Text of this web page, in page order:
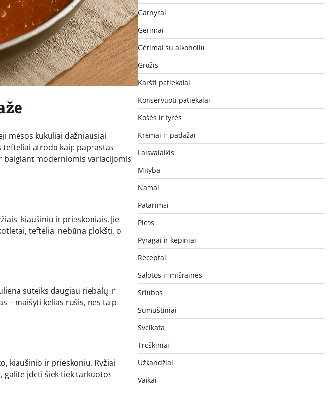
mėsos kukuliai dažniausiai
atrodo kaip paprastas
baigiant moderniomis variacijomis
kiaušiniu ir prieskoniais. Jie
tefteliai nebūna plokšti, o
suteiks daugiau riebalų ir
– maišyti kelias rūšis, nes taip
kiaušinio ir prieskonių. Ryžiai
galite įdėti šiek tiek tarkuotos
Garnyrai
Gėrimai
Gėrimai su alkoholiu
Grožis
Karšti patiekalai
Konservuoti patiekalai
Košės ir tyrės
Kremai ir padažai
Laisvalaikis
Mityba
Namai
Patarimai
Picos
Pyragai ir kepiniai
Receptai
Salotos ir mišrainės
Sriubos
Sumuštiniai
Sveikata
Troškiniai
Užkandžiai
Vaikai